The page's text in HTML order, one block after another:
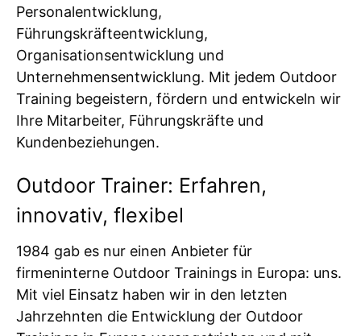
Personalentwicklung,
Führungskräfteentwicklung,
Organisationsentwicklung und
Unternehmensentwicklung. Mit jedem Outdoor
Training begeistern, fördern und entwickeln wir
Ihre Mitarbeiter, Führungskräfte und
Kundenbeziehungen.
Outdoor Trainer: Erfahren,
innovativ, flexibel
1984 gab es nur einen Anbieter für
firmeninterne Outdoor Trainings in Europa: uns.
Mit viel Einsatz haben wir in den letzten
Jahrzehnten die Entwicklung der Outdoor